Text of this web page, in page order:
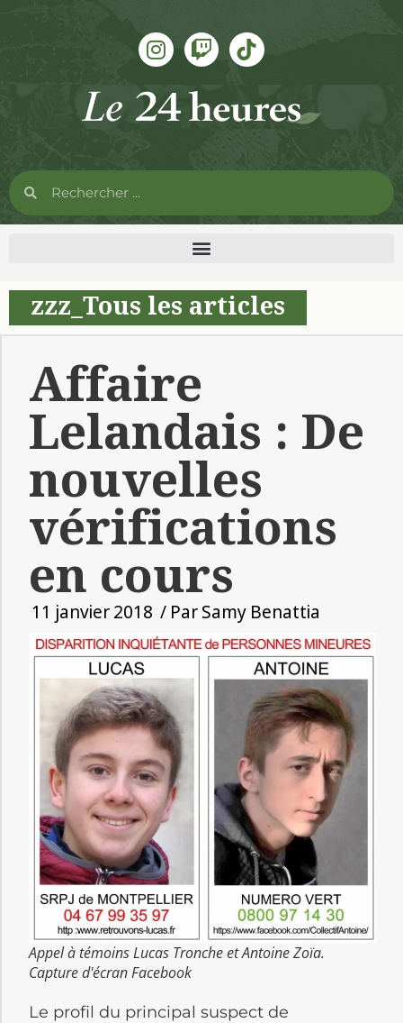
zzz_Tous les articles
Affaire
Lelandais : De
nouvelles
vérifications
en cours
11 janvier 2018 / ParSamy Benattia
Appel à témoins Lucas Tronche et Antoine Zoïa.
Capture d'écran Facebook
Le profil du principal suspect de